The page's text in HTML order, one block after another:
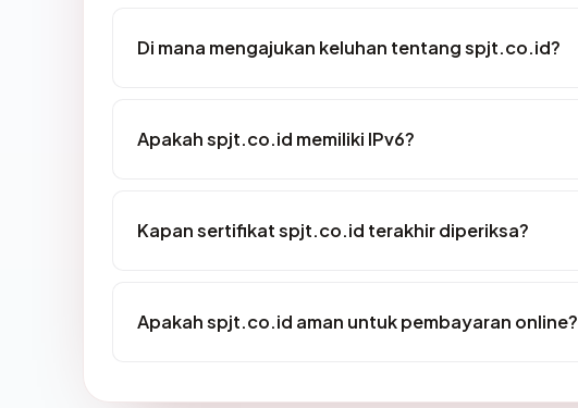
Di mana mengajukan keluhan tentang spjt.co.id?
Apakah spjt.co.id memiliki IPv6?
Kapan sertifikat spjt.co.id terakhir diperiksa?
Apakah spjt.co.id aman untuk pembayaran online?